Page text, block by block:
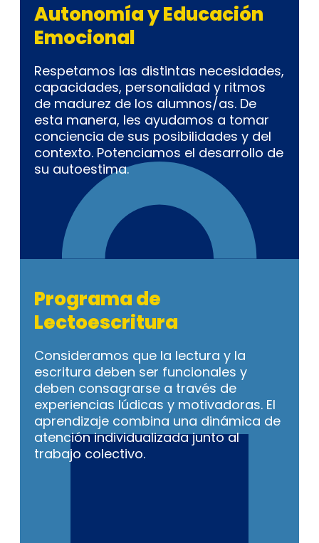
Autonomía y Educación
Emocional
Respetamos las distintas necesidades,
capacidades, personalidad y ritmos
de madurez de los alumnos/as. De
esta manera, les ayudamos a tomar
conciencia de sus posibilidades y del
contexto. Potenciamos el desarrollo de
su autoestima.
Programa de
Lectoescritura
Consideramos que la lectura y la
escritura deben ser funcionales y
deben consagrarse a través de
experiencias lúdicas y motivadoras. El
aprendizaje combina una dinámica de
atención individualizada junto al
trabajo colectivo.